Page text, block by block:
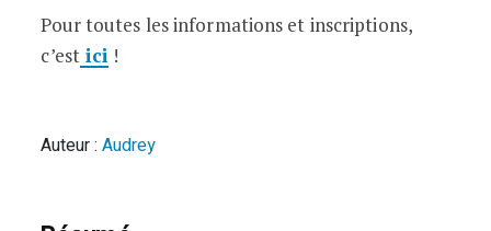
Pour toutes les informations et inscriptions,
c’estici !
Auteur :Audrey